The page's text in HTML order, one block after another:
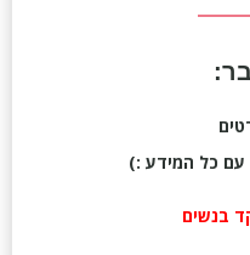
עם כל המידע :)
בנשים